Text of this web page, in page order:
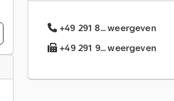
+49 291 8... weergeven
+49 291 9... weergeven